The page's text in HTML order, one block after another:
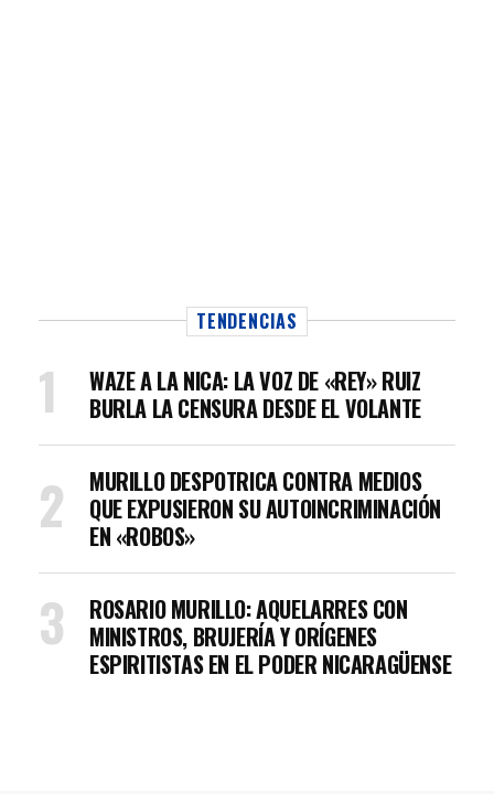
TENDENCIAS
WAZE A LA NICA: LA VOZ DE «REY» RUIZ
BURLA LA CENSURA DESDE EL VOLANTE
MURILLO DESPOTRICA CONTRA MEDIOS
QUE EXPUSIERON SU AUTOINCRIMINACIÓN
EN «ROBOS»
ROSARIO MURILLO: AQUELARRES CON
MINISTROS, BRUJERÍA Y ORÍGENES
ESPIRITISTAS EN EL PODER NICARAGÜENSE